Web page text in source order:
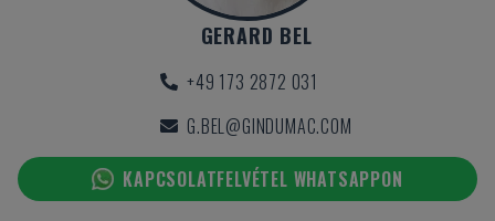
GERARD BEL
+49 173 2872 031
G.BEL@GINDUMAC.COM
KAPCSOLATFELVÉTEL WHATSAPPON